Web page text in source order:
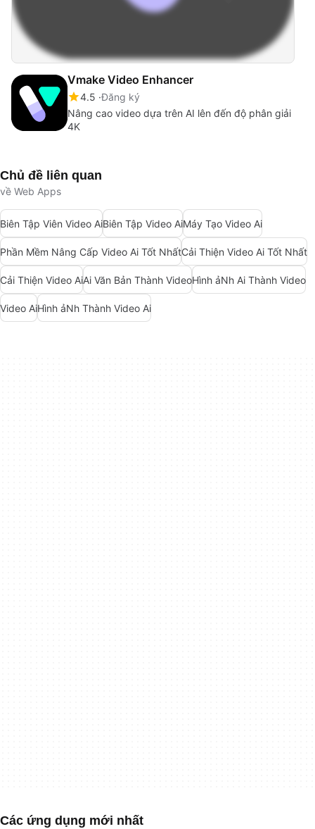
Vmake Video Enhancer
4.5 Đăng ký
Nâng cao video dựa trên AI lên đến độ phân giải
4K
Chủ đề liên quan
về Web Apps
Biên Tập Viên Video AiBiên Tập Video AiMáy Tạo Video Ai
Phần Mềm Nâng Cấp Video Ai Tốt NhấtCải Thiện Video Ai Tốt Nhất
Cải Thiện Video AiAi Văn Bản Thành VideoHình ảNh Ai Thành Video
Video AiHình ảNh Thành Video Ai
Các ứng dụng mới nhất